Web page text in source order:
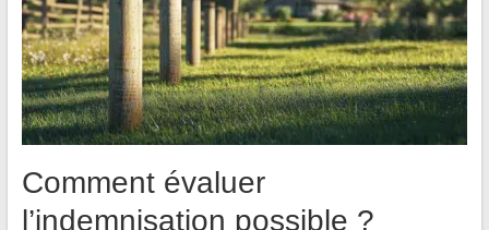
Comment évaluer
l’indemnisation possible ?